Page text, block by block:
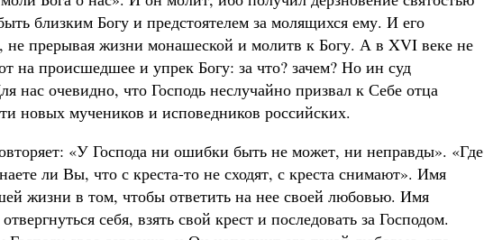
близким Богу и предстоятелем за молящихся ему. И его
не прерывая жизни монашеской и молитв к Богу. А в XVI веке не
на происшедшее и упрек Богу: за что? зачем? Но ин суд
нас очевидно, что Господь неслучайно призвал к Себе отца
новых мучеников и исповедников российских.
«У Господа ни ошибки быть не может, ни неправды». «Где
ли Вы, что с креста-то не сходят, с креста снимают». Имя
жизни в том, чтобы ответить на нее своей любовью. Имя
себя, взять свой крест и последовать за Господом.